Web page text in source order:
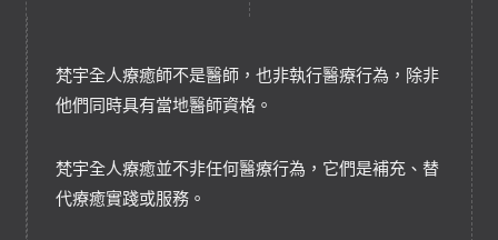
梵宇全人療癒師不是醫師，也非執行醫療行為，除非
他們同時具有當地醫師資格。
梵宇全人療癒並不非任何醫療行為，它們是補充、替
代療癒實踐或服務。